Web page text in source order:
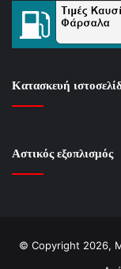
Κατασκευή
Αστικός εξοπλισμός
© Copyright 2026,